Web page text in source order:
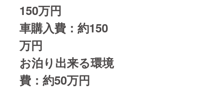
150万円
車購入費：約150
万円
お泊り出来る環境
費：約50万円